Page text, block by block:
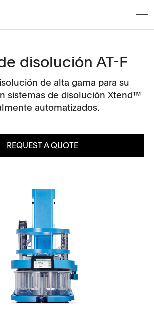
disolución AT-F
de alta gama para su
sistemas de disolución Xtend™
automatizados.
REQUEST A QUOTE